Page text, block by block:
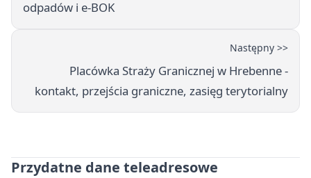
odpadów i e-BOK
Następny >>
Placówka Straży Granicznej w Hrebenne -
kontakt, przejścia graniczne, zasięg terytorialny
Przydatne dane teleadresowe